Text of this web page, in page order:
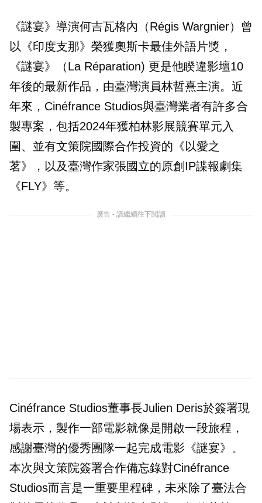
《謎宴》導演何吉瓦格內（Régis Wargnier）曾
以《印度支那》榮獲奧斯卡最佳外語片獎，
《謎宴》（La Réparation) 更是他睽違影壇10
年後的最新作品，由臺灣演員林哲熹主演。近
年來，Cinéfrance Studios與臺灣業者有許多合
製專案，包括2024年獲柏林影展競賽單元入
圍、並有文策院國際合作投資的《以愛之
茗》，以及臺灣作家張國立的原創IP諜報劇集
《FLY》等。
廣告 - 請繼續往下閱讀
Cinéfrance Studios董事長Julien Deris於簽署現
場表示，製作一部電影就像是開啟一段旅程，
感謝臺灣的優秀團隊一起完成電影《謎宴》。
本次與文策院簽署合作備忘錄對Cinéfrance
Studios而言是一重要里程碑，未來除了臺法合